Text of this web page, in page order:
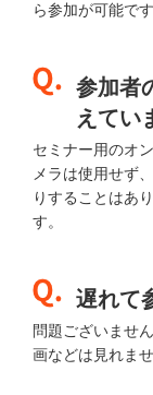
ら参加が可能で
参加者
えてい
セミナー用のオ
メラは使用せず
りすることはあ
す。
遅れて
問題ございませ
画などは見れま